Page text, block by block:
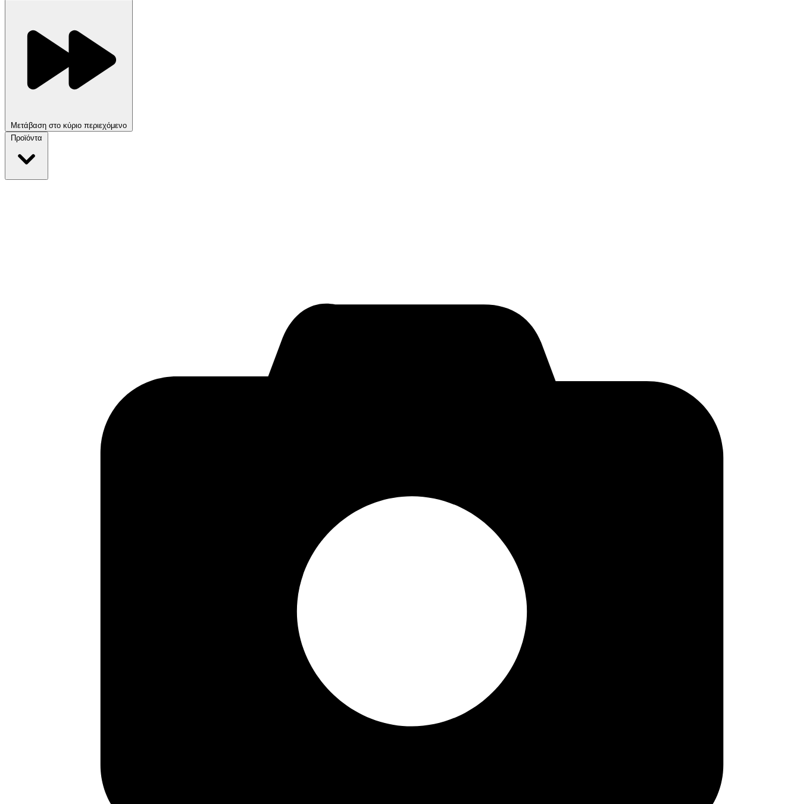
Μετάβαση στο κύριο περιεχόμενο
Προϊόντα